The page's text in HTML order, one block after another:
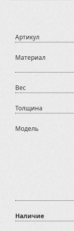
Артикул
Материал
Вес
Толщина
Модель
Наличие